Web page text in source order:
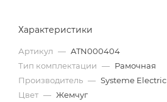
Характеристики
Артикул — ATN000404
Тип комплектации — Рамочная
Производитель — Systeme Electric
Цвет — Жемчуг